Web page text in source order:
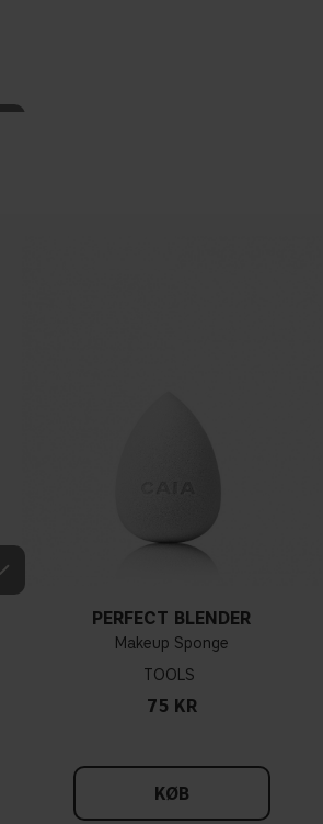
PERFECT BLENDER
Makeup Sponge
TOOLS
75 KR
KØB